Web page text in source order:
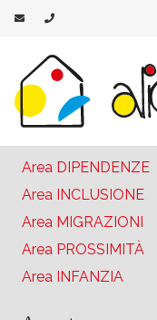
Aree di intervento
Area DISABILITÀ
Area DIPENDENZE
Area INCLUSIONE
Area MIGRAZIONI
Area PROSSIMITÀ
Area INFANZIA